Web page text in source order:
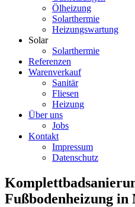
Ölheizung
Solarthermie
Heizungswartung
Solar
Solarthermie
Referenzen
Warenverkauf
Sanitär
Fliesen
Heizung
Über uns
Jobs
Kontakt
Impressum
Datenschutz
Fußbodenheizung in